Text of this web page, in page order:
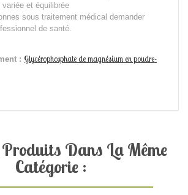
variée et équilibrée
sous traitement médical demander
de santé.
: Glycérophosphate de magnésium en poudre-
Dans La Même
Catégorie :